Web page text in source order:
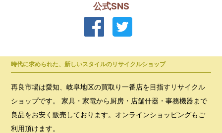
公式SNS
時代に求められた、新しいスタイルのリサイクルショップ
再良市場は愛知、岐阜地区の買取り一番店を目指すリサイクル
ショップです。 家具・家電から厨房・店舗什器・事務機器まで
良品をお安く販売しております。オンラインショッピングもご
利用頂けます。